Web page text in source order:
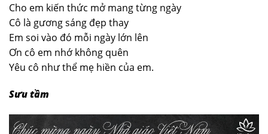
Cho em kiến thức mở mang từng ngày
Cô là gương sáng đẹp thay
Em soi vào đó mỗi ngày lớn lên
Ơn cô em nhớ không quên
Yêu cô như thể mẹ hiền của em.
Sưu tầm